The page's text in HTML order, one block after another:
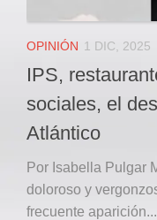
OPINIÓN 1 DIC, 2025
IPS,
sociales, el
Atlántico
Por Isabella Pulgar
doloroso y
frecuente aparición...